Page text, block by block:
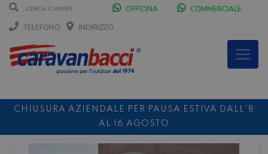
OFFICINA
COMMERCIALE
TELEFONO
INDIRIZZO
CHIUSURA AZIENDALE PER PAUSA ESTIVA DALL'8
AL 16 AGOSTO
DURANTE IL MESE DI AGOSTO SIAMO CHIUSI IL